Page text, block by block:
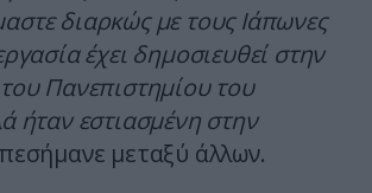
διαρκώς με τους Ιάπωνες
έχει δημοσιευθεί στην
Πανεπιστημίου του
ήταν εστιασμένη στην
μεταξύ άλλων.